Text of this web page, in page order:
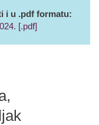
i u .pdf formatu:
[.pdf]